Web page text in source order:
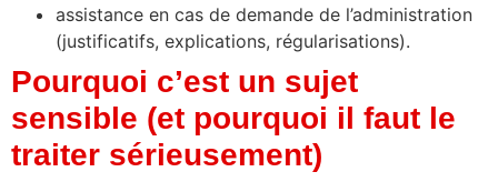
assistance en cas de demande de l’administration
(justificatifs, explications, régularisations).
Pourquoi c’est un sujet
sensible (et pourquoi il faut le
traiter sérieusement)